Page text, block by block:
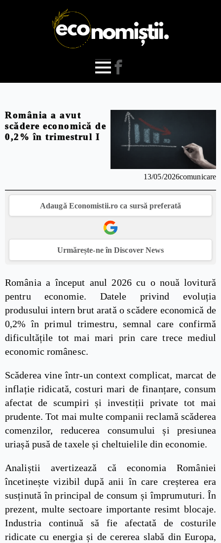
România a avut
scădere economică de
0,2% în trimestrul I
13/05/2026comunicare
Adaugă Economistii.ro ca sursă preferată
Urmărește-ne în Discover News
România a început anul 2026 cu o nouă lovitură
pentru economie. Datele privind evoluția
produsului intern brut arată o scădere economică de
0,2% în primul trimestru, semnal care confirmă
dificultățile tot mai mari prin care trece mediul
economic românesc.
Scăderea vine într-un context complicat, marcat de
inflație ridicată, costuri mari de finanțare, consum
afectat de scumpiri și investiții private tot mai
prudente. Tot mai multe companii reclamă scăderea
comenzilor, reducerea consumului și presiunea
uriașă pusă de taxele și cheltuielile din economie.
Analiștii avertizează că economia României
încetinește vizibil după anii în care creșterea era
susținută în principal de consum și împrumuturi. În
prezent, multe sectoare importante resimt blocaje.
Industria continuă să fie afectată de costurile
ridicate cu energia și de cererea slabă din Europa,